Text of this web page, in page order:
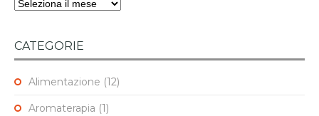
CATEGORIE
Alimentazione (12)
Aromaterapia (1)